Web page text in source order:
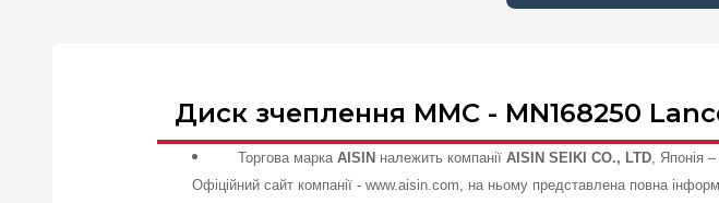
Диск зчеплення MMC - MN168250
Торгова марка AISIN належить компанії AISIN SEIKI CO., LTD, Японія
Офіційний сайт компанії - www.aisin.com, на ньому представлена повна